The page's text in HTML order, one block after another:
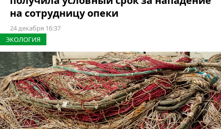
на сотрудницу опеки
24 декабря 16:37
ЭКОЛОГИЯ